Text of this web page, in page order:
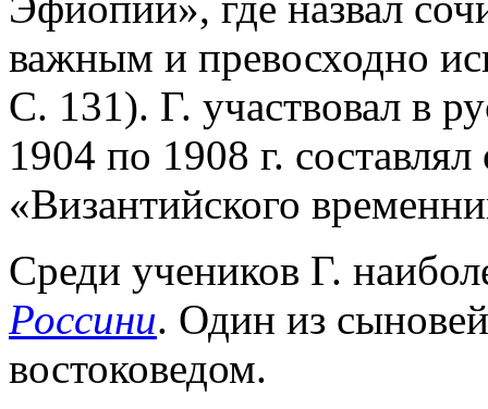
важным и превосходно
С. 131). Г. участвовал в
1904 по 1908 г.
«Византийского
Среди учеников Г.
Россини. Один из
востоковедом.